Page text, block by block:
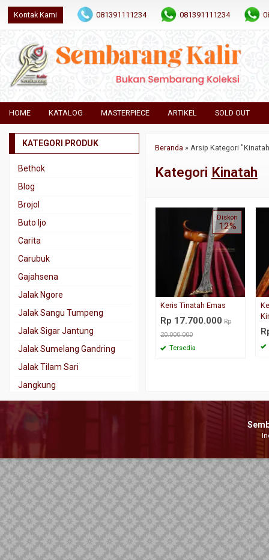
Kontak Kami 081391111234 081391111234
HOME KATALOG MASTERPIECE ARTIKEL SOLD OUT
Beranda» Arsip Kategori
Kategori Kinatah
Diskon
12%
Keris Tinatah Emas
Rp 17.700.000 Rp
20.000.000
Tersedia
KATEGORI PRODUK
Bethok
Blog
Brojol
Buto Ijo
Carita
Carubuk
Gajahsena
Jalak Ngore
Jalak Sangu Tumpeng
Jalak Sigar Jantung
Jalak Sumelang Gandring
Jalak Tilam Sari
Jangkung
Jaran Goyang
Kala Nadhah
Karno Tanding
Kebo Kantong
Kebo Lajer
Keris Tindih
Kinatah
Minyak Keris